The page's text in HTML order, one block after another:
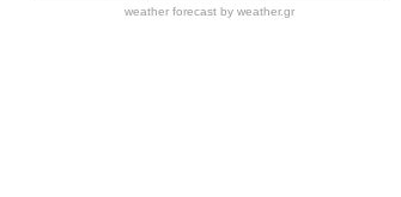
weather forecast by weather.gr